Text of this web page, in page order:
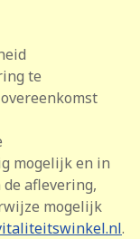
te
mogelijk en in
aflevering,
mogelijk
.